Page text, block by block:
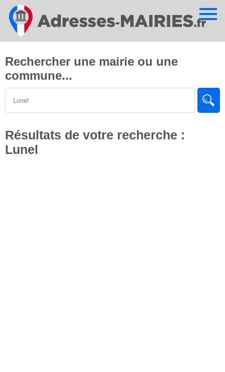
Rechercher une mairie ou une
commune...
Résultats de votre recherche :
Lunel
Cookies management panel